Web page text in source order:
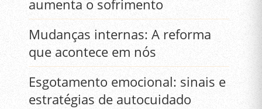
aumenta o sofrimento
Mudanças internas: A reforma
que acontece em nós
Esgotamento emocional: sinais e
estratégias de autocuidado